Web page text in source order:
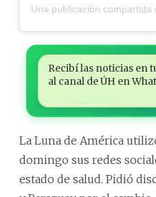
Recibí las noticias en
al canal de ÚH en
La Luna de América
domingo sus redes
estado de salud. Pidió